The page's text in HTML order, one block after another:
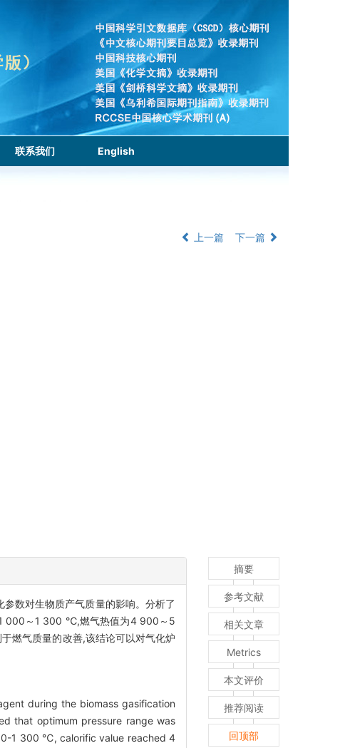
联系我们 English
上一篇 下一篇
数对生物质产气质量的影响。分析了
1 000～1 300 ℃,燃气热值为4 900～5
燃气质量的改善,该结论可以对气化炉
during the biomass gasification
that optimum pressure range was
1 300 ℃, calorific value reached 4
摘要
参考文献
相关文章
Metrics
本文评价
推荐阅读
回顶部